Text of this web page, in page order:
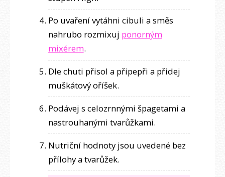
Po uvaření vytáhni cibuli a směs
nahrubo rozmixuj ponorným
mixérem.
Dle chuti přisol a připepři a přidej
muškátový oříšek.
Podávej s celozrnnými špagetami a
nastrouhanými tvarůžkami.
Nutriční hodnoty jsou uvedené bez
přílohy a tvarůžek.